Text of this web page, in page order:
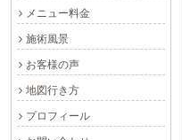
メニュー料金
施術風景
お客様の声
地図行き方
プロフィール